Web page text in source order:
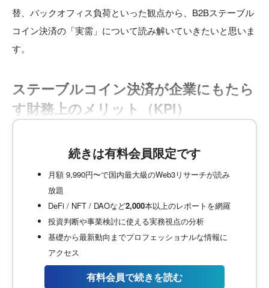
替、バックオフィス負荷といった観点から、B2Bステーブル
コイン決済の「実需」について読み解いていきたいと思いま
す。
ステーブルコイン決済が企業にもたら
す財務上のメリット（KPI）
続きは有料会員限定です
月額 9,990円〜で国内最大級のWeb3リサーチが読み
放題
DeFi / NFT / DAOなど2,000本以上のレポートを網羅
投資判断や事業検討に使える実務視点の分析
基礎から最新動向までプロフェッショナルな情報に
アクセス
有料会員で続きを読む